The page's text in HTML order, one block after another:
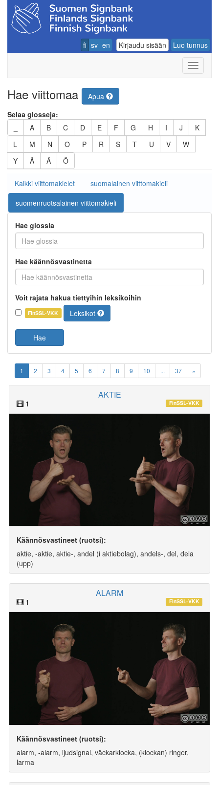
fi sv en Kirjaudu sisään Luo tunnus
Hae viittomaa
Apua
Selaa glosseja:
A B C D E F G H I J
K
L
M N O P R S T U V
W
Y
Å Ä Ö
Kaikki viittomakielet
suomalainen viittomakieli
suomenruotsalainen viittomakieli
Hae glossia
Hae käännösvastinetta
Voit rajata hakua tiettyihin leksikoihin
FinSSL-VKK Leksikot
Hae
1 2 3 4 5 6 7 8 9 10 ... 37 »
AKTIE
1 FinSSL-VKK
Käännösvastineet (ruotsi):
aktie, -aktie, aktie-, andel (i aktiebolag), andels-, del, dela
(upp)
ALARM
1 FinSSL-VKK
Käännösvastineet (ruotsi):
alarm, -alarm, ljudsignal, väckarklocka, (klockan) ringer,
larma